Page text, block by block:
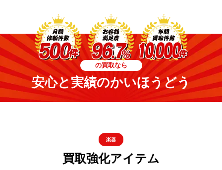
の買取なら
安心と実績のかいほうどう
楽器
買取強化アイテム